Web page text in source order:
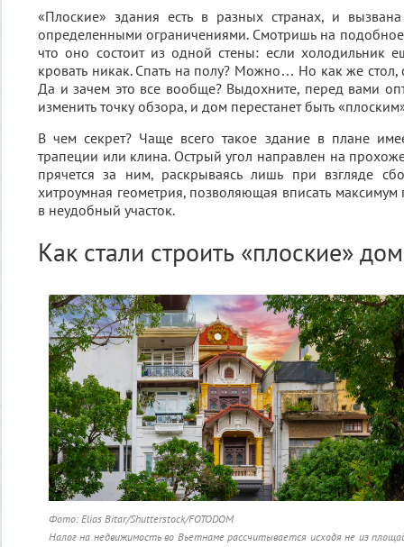
«Плоские» здания есть в разных странах, и
определенными ограничениями. Смотришь на
что оно состоит из одной стены: если холодильник
кровать никак. Спать на полу? Можно… Но как же стол,
Да и зачем это все вообще? Выдохните, перед вами
изменить точку обзора, и дом перестанет быть
В чем секрет? Чаще всего такое здание в плане
трапеции или клина. Острый угол направлен на
прячется за ним, раскрываясь лишь при взгляде
хитроумная геометрия, позволяющая вписать максимум
в неудобный участок.
Как стали строить «плоские»
Фото: Elias Bitar/Shutterstock/FOTODOM
Налог на недвижимость во Вьетнаме рассчитывается исходя не из